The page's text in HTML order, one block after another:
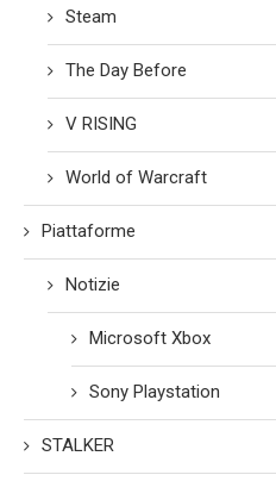
Steam
The Day Before
V RISING
World of Warcraft
Piattaforme
Notizie
Microsoft Xbox
Sony Playstation
STALKER